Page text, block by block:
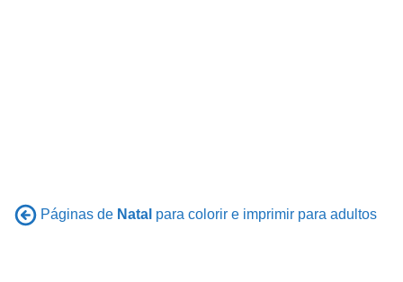
Páginas de Natal para colorir e imprimir para adultos